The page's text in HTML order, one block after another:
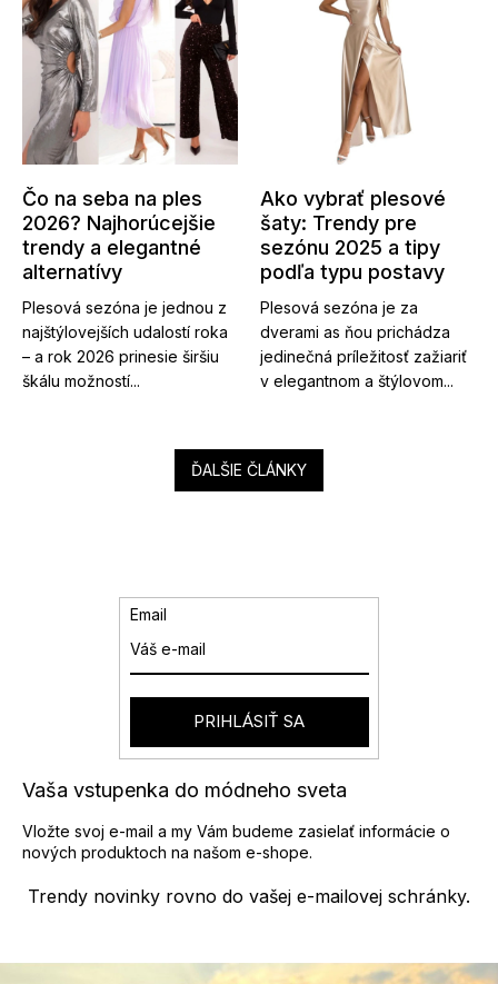
Čo na seba na ples
2026? Najhorúcejšie
trendy a elegantné
alternatívy
Plesová sezóna je jednou z
najštýlovejších udalostí roka
– a rok 2026 prinesie širšiu
škálu možností...
Ako vybrať plesové
šaty: Trendy pre
sezónu 2025 a tipy
podľa typu postavy
Plesová sezóna je za
dverami as ňou prichádza
jedinečná príležitosť zažiariť
v elegantnom a štýlovom...
ĎALŠIE ČLÁNKY
Trendy novinky rovno do vašej e-mailovej schránky.
Vaša vstupenka do módneho sveta
Vložte svoj e-mail a my Vám budeme zasielať informácie o
nových produktoch na našom e-shope.
Email
PRIHLÁSIŤ SA